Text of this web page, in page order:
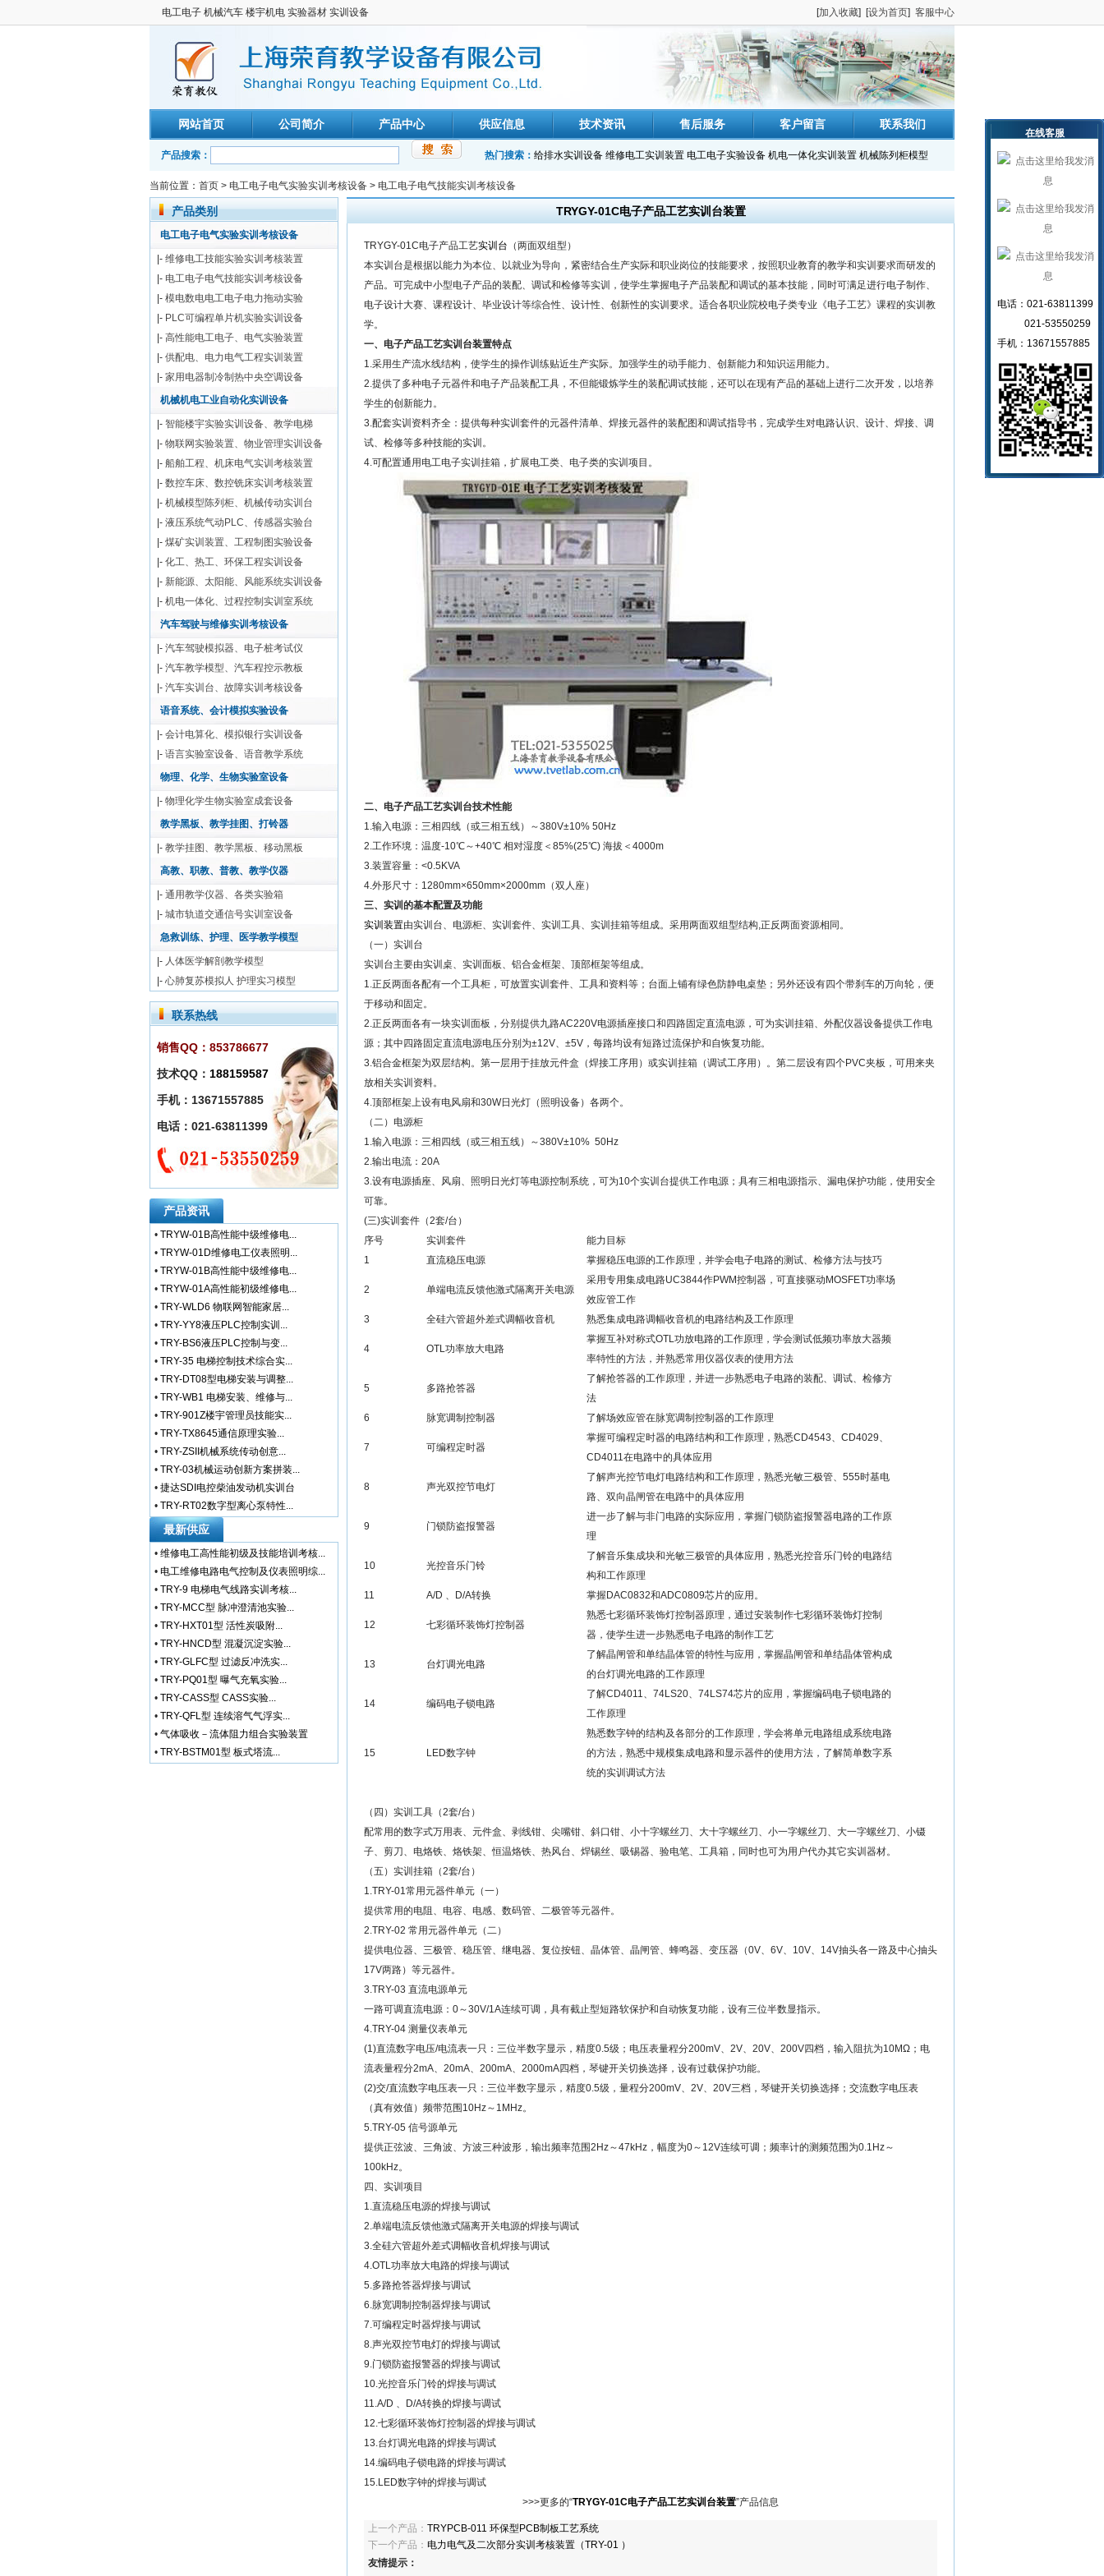
电工电子 机械汽车 楼宇机电 实验器材 实训设备 [加入收藏] [设为首页] 客服中心
网站首页 公司简介 产品中心 供应信息 技术资讯 售后服务 客户留言 联系我们
产品搜索： 热门搜索： 给排水实训设备 维修电工实训装置 电工电子实验设备 机电一体化实训装置 机械陈列柜模型
当前位置： 首页 > 电工电子电气实验实训考核设备 > 电工电子电气技能实训考核设备
TRYGY-01C电子产品工艺实训台装置
TRYGY-01C电子产品工艺实训台 （两面双组型）
本实训台是根据以能力为本位、以就业为导向，紧密结合生产实际和职业岗位的技能要求，按照职业教育的教学和实训要求而研发的
产品。可完成中小型电子产品的装配、调试和检修等实训，使学生掌握电子产品装配和调试的基本技能，同时可满足进行电子制作、
电子设计大赛、课程设计、毕业设计等综合性、设计性、创新性的实训要求。适合各职业院校电子类专业《电子工艺》课程的实训教
学。
一、电子产品工艺实训台装置特点
1.采用生产流水线结构，使学生的操作训练贴近生产实际。加强学生的动手能力、创新能力和知识运用能力。
2.提供了多种电子元器件和电子产品装配工具，不但能锻炼学生的装配调试技能，还可以在现有产品的基础上进行二次开发，以培养
学生的创新能力。
3.配套实训资料齐全：提供每种实训套件的元器件清单、焊接元器件的装配图和调试指导书，完成学生对电路认识、设计、焊接、调
试、检修等多种技能的实训。
4.可配置通用电工电子实训挂箱，扩展电工类、电子类的实训项目。
二、电子产品工艺实训台技术性能
1.输入电源：三相四线（或三相五线）～380V±10% 50Hz
2.工作环境：温度-10℃～+40℃ 相对湿度＜85%(25℃) 海拔＜4000m
3.装置容量：<0.5KVA
4.外形尺寸：1280mm×650mm×2000mm（双人座）
三、实训的基本配置及功能
实训装置由实训台、电源柜、实训套件、实训工具、实训挂箱等组成。采用两面双组型结构,正反两面资源相同。
（一）实训台
实训台主要由实训桌、实训面板、铝合金框架、顶部框架等组成。
1.正反两面各配有一个工具柜，可放置实训套件、工具和资料等；台面上铺有绿色防静电桌垫；另外还设有四个带刹车的万向轮，便
于移动和固定。
2.正反两面各有一块实训面板，分别提供九路AC220V电源插座接口和四路固定直流电源，可为实训挂箱、外配仪器设备提供工作电
源；其中四路固定直流电源电压分别为±12V、±5V，每路均设有短路过流保护和自恢复功能。
3.铝合金框架为双层结构。第一层用于挂放元件盒（焊接工序用）或实训挂箱（调试工序用）。第二层设有四个PVC夹板，可用来夹
放相关实训资料。
4.顶部框架上设有电风扇和30W日光灯（照明设备）各两个。
（二）电源柜
1.输入电源：三相四线（或三相五线）～380V±10% 50Hz
2.输出电流：20A
3.设有电源插座、风扇、照明日光灯等电源控制系统，可为10个实训台提供工作电源；具有三相电源指示、漏电保护功能，使用安全
可靠。
(三)实训套件（2套/台）
序号
实训套件
能力目标
1
直流稳压电源 掌握稳压电源的工作原理，并学会电子电路的测试、检修方法与技巧
2 单端电流反馈他激式隔离开关电源
采用专用集成电路UC3844作PWM控制器，可直接驱动MOSFET功率场
效应管工作
3
全硅六管超外差式调幅收音机 熟悉集成电路调幅收音机的电路结构及工作原理
4 OTL功率放大电路
掌握互补对称式OTL功放电路的工作原理，学会测试低频功率放大器频
率特性的方法，并熟悉常用仪器仪表的使用方法
5 多路抢答器
了解抢答器的工作原理，并进一步熟悉电子电路的装配、调试、检修方
法
6
脉宽调制控制器 了解场效应管在脉宽调制控制器的工作原理
7 可编程定时器
掌握可编程定时器的电路结构和工作原理，熟悉CD4543、CD4029、
CD4011在电路中的具体应用
8 声光双控节电灯
了解声光控节电灯电路结构和工作原理，熟悉光敏三极管、555时基电
路、双向晶闸管在电路中的具体应用
9 门锁防盗报警器
进一步了解与非门电路的实际应用，掌握门锁防盗报警器电路的工作原
理
10 光控音乐门铃
了解音乐集成块和光敏三极管的具体应用，熟悉光控音乐门铃的电路结
构和工作原理
11
A/D 、D/A转换 掌握DAC0832和ADC0809芯片的应用。
12 七彩循环装饰灯控制器
熟悉七彩循环装饰灯控制器原理，通过安装制作七彩循环装饰灯控制
器，使学生进一步熟悉电子电路的制作工艺
13 台灯调光电路
了解晶闸管和单结晶体管的特性与应用，掌握晶闸管和单结晶体管构成
的台灯调光电路的工作原理
14 编码电子锁电路
了解CD4011、74LS20、74LS74芯片的应用，掌握编码电子锁电路的
工作原理
15 LED数字钟
熟悉数字钟的结构及各部分的工作原理，学会将单元电路组成系统电路
的方法，熟悉中规模集成电路和显示器件的使用方法，了解简单数字系
统的实训调试方法
（四）实训工具（2套/台）
配常用的数字式万用表、元件盒、剥线钳、尖嘴钳、斜口钳、小十字螺丝刀、大十字螺丝刀、小一字螺丝刀、大一字螺丝刀、小镊
子、剪刀、电烙铁、烙铁架、恒温烙铁、热风台、焊锡丝、吸锡器、验电笔、工具箱，同时也可为用户代办其它实训器材。
（五）实训挂箱（2套/台）
1.TRY-01常用元器件单元（一）
提供常用的电阻、电容、电感、数码管、二极管等元器件。
2.TRY-02 常用元器件单元（二）
提供电位器、三极管、稳压管、继电器、复位按钮、晶体管、晶闸管、蜂鸣器、变压器（0V、6V、10V、14V抽头各一路及中心抽头
17V两路）等元器件。
3.TRY-03 直流电源单元
一路可调直流电源：0～30V/1A连续可调，具有截止型短路软保护和自动恢复功能，设有三位半数显指示。
4.TRY-04 测量仪表单元
(1)直流数字电压/电流表一只：三位半数字显示，精度0.5级；电压表量程分200mV、2V、20V、200V四档，输入阻抗为10MΩ；电
流表量程分2mA、20mA、200mA、2000mA四档，琴键开关切换选择，设有过载保护功能。
(2)交/直流数字电压表一只：三位半数字显示，精度0.5级，量程分200mV、2V、20V三档，琴键开关切换选择；交流数字电压表
（真有效值）频带范围10Hz～1MHz。
5.TRY-05 信号源单元
提供正弦波、三角波、方波三种波形，输出频率范围2Hz～47kHz，幅度为0～12V连续可调；频率计的测频范围为0.1Hz～
100kHz。
四、实训项目
1.直流稳压电源的焊接与调试
2.单端电流反馈他激式隔离开关电源的焊接与调试
3.全硅六管超外差式调幅收音机焊接与调试
4.OTL功率放大电路的焊接与调试
5.多路抢答器焊接与调试
6.脉宽调制控制器焊接与调试
7.可编程定时器焊接与调试
8.声光双控节电灯的焊接与调试
9.门锁防盗报警器的焊接与调试
10.光控音乐门铃的焊接与调试
11.A/D 、D/A转换的焊接与调试
12.七彩循环装饰灯控制器的焊接与调试
13.台灯调光电路的焊接与调试
14.编码电子锁电路的焊接与调试
15.LED数字钟的焊接与调试
>>>更多的“TRYGY-01C电子产品工艺实训台装置”产品信息
上一个产品： TRYPCB-011 环保型PCB制板工艺系统
下一个产品： 电力电气及二次部分实训考核装置（TRY-01 ）
友情提示：
产品类别
电工电子电气实验实训考核设备
|- 维修电工技能实验实训考核装置
|- 电工电子电气技能实训考核设备
|- 模电数电电工电子电力拖动实验
|- PLC可编程单片机实验实训设备
|- 高性能电工电子、电气实验装置
|- 供配电、电力电气工程实训装置
|- 家用电器制冷制热中央空调设备
机械机电工业自动化实训设备
|- 智能楼宇实验实训设备、教学电梯
|- 物联网实验装置、物业管理实训设备
|- 船舶工程、机床电气实训考核装置
|- 数控车床、数控铣床实训考核装置
|- 机械模型陈列柜、机械传动实训台
|- 液压系统气动PLC、传感器实验台
|- 煤矿实训装置、工程制图实验设备
|- 化工、热工、环保工程实训设备
|- 新能源、太阳能、风能系统实训设备
|- 机电一体化、过程控制实训室系统
汽车驾驶与维修实训考核设备
|- 汽车驾驶模拟器、电子桩考试仪
|- 汽车教学模型、汽车程控示教板
|- 汽车实训台、故障实训考核设备
语音系统、会计模拟实验设备
|- 会计电算化、模拟银行实训设备
|- 语言实验室设备、语音教学系统
物理、化学、生物实验室设备
|- 物理化学生物实验室成套设备
教学黑板、教学挂图、打铃器
|- 教学挂图、教学黑板、移动黑板
高教、职教、普教、教学仪器
|- 通用教学仪器、各类实验箱
|- 城市轨道交通信号实训室设备
急救训练、护理、医学教学模型
|- 人体医学解剖教学模型
|- 心肺复苏模拟人 护理实习模型
联系热线
销售QQ：853786677
技术QQ： 188159587
手机：13671557885
电话：021-63811399
产品资讯
• TRYW-01B高性能中级维修电...
• TRYW-01D维修电工仪表照明...
• TRYW-01B高性能中级维修电...
• TRYW-01A高性能初级维修电...
• TRY-WLD6 物联网智能家居...
• TRY-YY8液压PLC控制实训...
• TRY-BS6液压PLC控制与变...
• TRY-35 电梯控制技术综合实...
• TRY-DT08型电梯安装与调整...
• TRY-WB1 电梯安装、维修与...
• TRY-901Z楼宇管理员技能实...
• TRY-TX8645通信原理实验...
• TRY-ZSII机械系统传动创意...
• TRY-03机械运动创新方案拼装...
• 捷达SDI电控柴油发动机实训台
• TRY-RT02数字型离心泵特性...
最新供应
• 维修电工高性能初级及技能培训考核...
• 电工维修电路电气控制及仪表照明综...
• TRY-9 电梯电气线路实训考核...
• TRY-MCC型 脉冲澄清池实验...
• TRY-HXT01型 活性炭吸附...
• TRY-HNCD型 混凝沉淀实验...
• TRY-GLFC型 过滤反冲洗实...
• TRY-PQ01型 曝气充氧实验...
• TRY-CASS型 CASS实验...
• TRY-QFL型 连续溶气气浮实...
• 气体吸收－流体阻力组合实验装置
• TRY-BSTM01型 板式塔流...
在线客服
电话：021-63811399
021-53550259
手机：13671557885